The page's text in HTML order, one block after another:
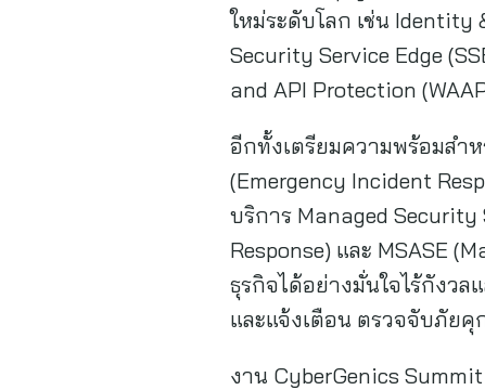
ใหม่ระดับโลก เช่น Identity
Security Service Edge
and API Protection
อีกทั้งเตรียมความพร้อมสำ
(Emergency Incident
บริการ Managed Security
Response) และ MSASE
ธุรกิจได้อย่างมั่นใจไร้กังวล
และแจ้งเตือน ตรวจจับภัย
งาน CyberGenics